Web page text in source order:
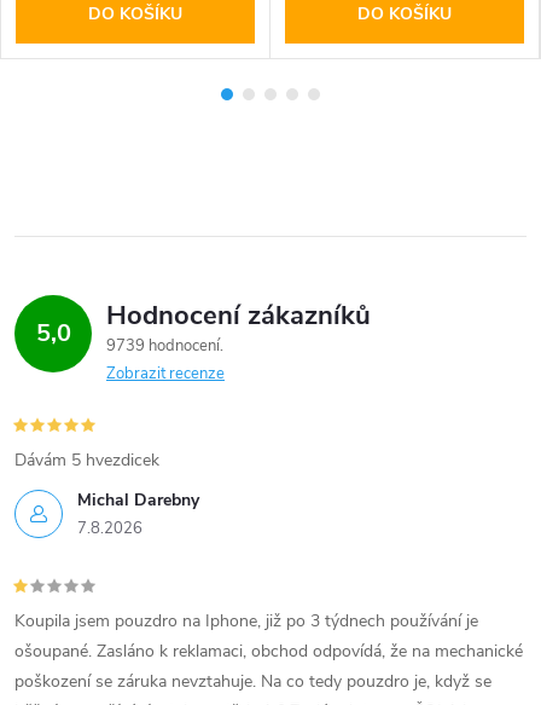
DO KOŠÍKU DO KOŠÍKU
5,0 Hodnocení zákazníků
9739 hodnocení
Zobrazit recenze
Michal Darebny
7.8.2026
Dávám 5 hvezdicek
Koupila jsem pouzdro na Iphone, již po 3 týdnech používání je
ošoupané. Zasláno k reklamaci, obchod odpovídá, že na mechanické
poškození se záruka nevztahuje. Na co tedy pouzdro je, když se